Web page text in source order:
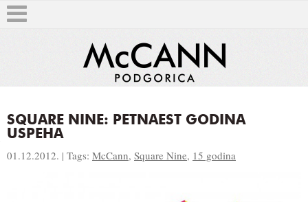
SQUARE NINE: PETNAEST GODINA
USPEHA
01.12.2012. | Tags: McCann, Square Nine, 15 godina